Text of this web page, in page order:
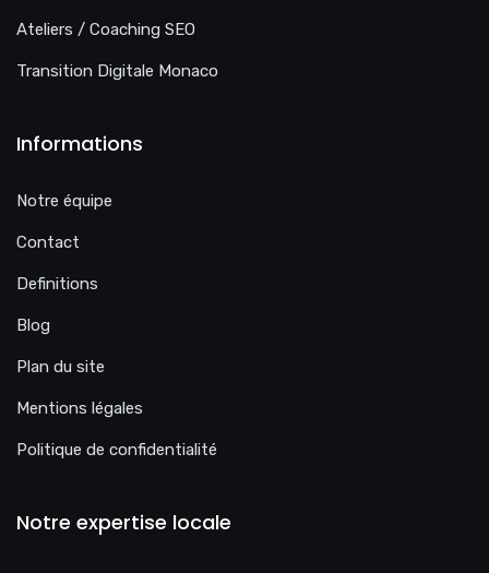
Ateliers / Coaching SEO
Transition Digitale Monaco
Informations
Notre équipe
Contact
Definitions
Blog
Plan du site
Mentions légales
Politique de confidentialité
Notre expertise locale